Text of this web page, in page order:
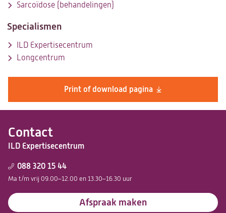
Contact
ILD Expertisecentrum
088 320 15 44
Ma t/m vrij 09.00–12.00 en 13.30–16.30 uur
Afspraak maken
Print of download pagina
Sarcoïdose (behandelingen)
Specialismen
ILD Expertisecentrum
Longcentrum